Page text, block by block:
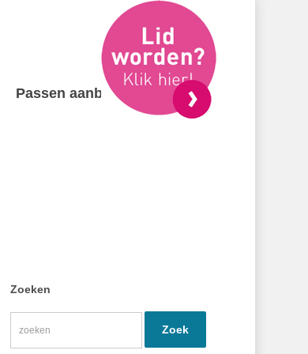
Passen aanbieden Contact
Zoeken